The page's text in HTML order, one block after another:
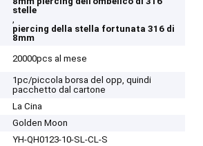
stelle
,
piercing della stella fortunata 316 di
8mm
20000pcs al mese
1pc/piccola borsa del opp, quindi
pacchetto dal cartone
La Cina
Golden Moon
YH-QH0123-10-SL-CL-S